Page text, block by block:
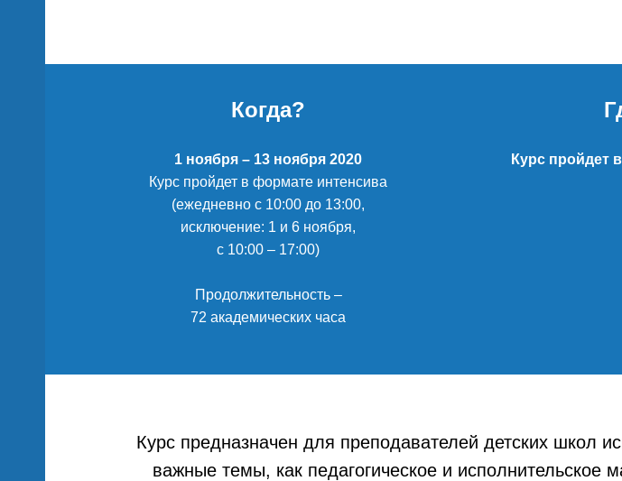
Когда?
1 ноября – 13 ноября 2020
Курс пройдет в формате интенсива
(ежедневно с 10:00 до 13:00,
исключение: 1 и 6 ноября,
с 10:00 – 17:00)
Продолжительность –
72 академических часа
Курс пройдет
Курс предназначен для преподавателей детских школ
важные темы, как педагогическое и исполнительское